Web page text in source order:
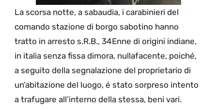
La scorsa notte, a sabaudia, i carabinieri del
comando stazione di borgo sabotino hanno
tratto in arresto s.R.B., 34Enne di origini indiane,
in italia senza fissa dimora, nullafacente, poiché,
a seguito della segnalazione del proprietario di
un’abitazione del luogo, é stato sorpreso intento
a trafugare all’interno della stessa, beni vari.